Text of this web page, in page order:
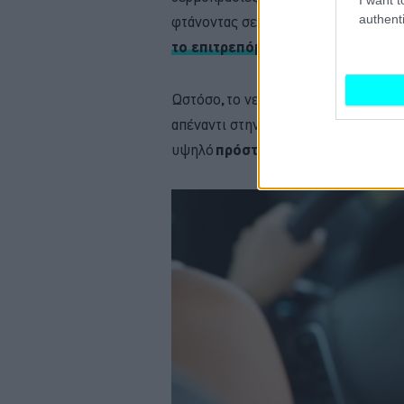
φτάνοντας σε επίπεδα συγκρίσιμα
το επιτρεπόμενο όριο
Ωστόσο,το νερό που αποτελεί
απέναντι στην αφυδάτωση, μπορεί
υψηλό πρόστιμο σε περίπτωση